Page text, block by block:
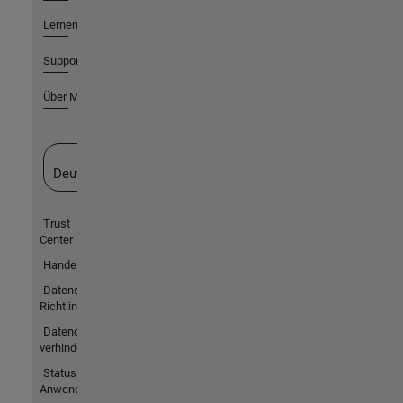
Lernen
Support
Über MathWorks
Deutschland
Trust
Center
Handelsmarken
Datenschutz-
Richtlinien
Datendiebstahl
verhindern
Status von
Anwendungen